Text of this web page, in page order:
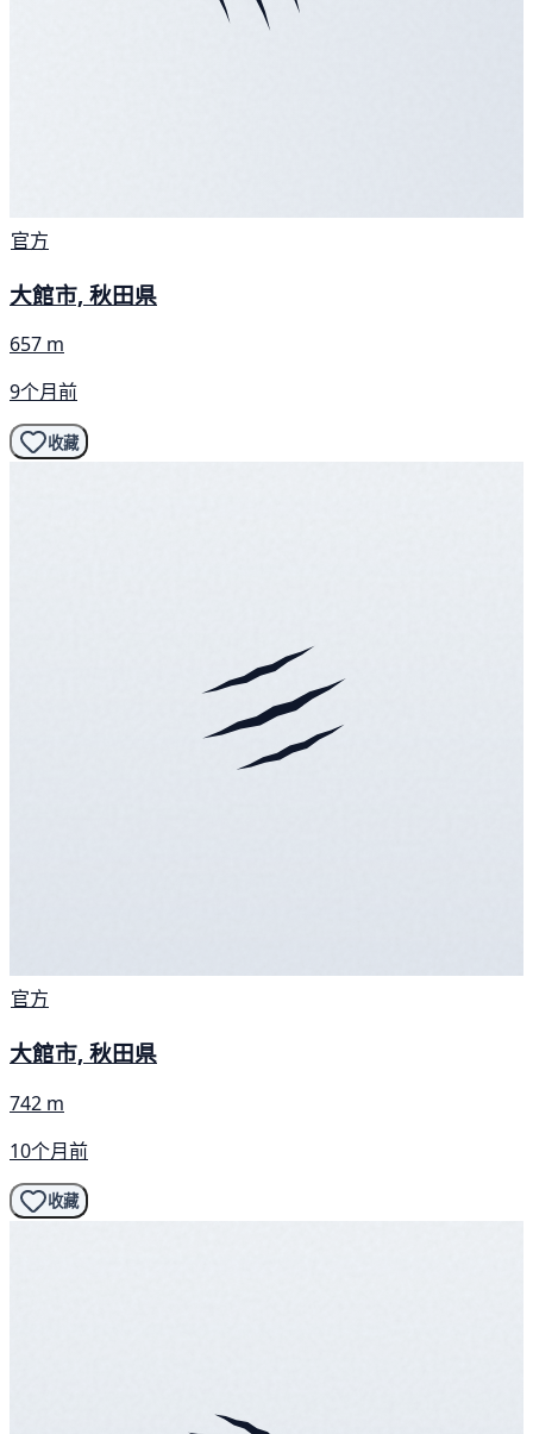
官方
大館市, 秋田県
657 m
9个月前
收藏
官方
大館市, 秋田県
742 m
10个月前
收藏